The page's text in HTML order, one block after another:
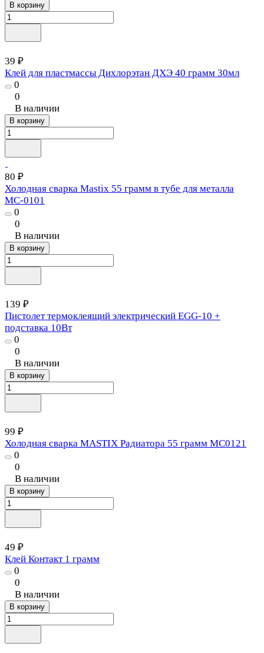
В корзину
39 ₽
Клей для пластмассы Дихлорэтан ДХЭ 40 грамм 30мл
0
0
В наличии
В корзину
80 ₽
Холодная сварка Mastix 55 грамм в тубе для металла
МС-0101
0
0
В наличии
В корзину
139 ₽
Пистолет термоклеящий электрический EGG-10 +
подставка 10Вт
0
0
В наличии
В корзину
99 ₽
Холодная сварка MASTIX Радиатора 55 грамм MC0121
0
0
В наличии
В корзину
49 ₽
Клей Контакт 1 грамм
0
0
В наличии
В корзину